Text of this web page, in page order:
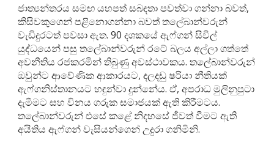
ජාත්‍යන්තරය සමඟ යහපත් සබඳතා පවත්වා ගන්නා බවත්,
කිසිවකුගෙන් පළිනොගන්නා බවත් තලේබාන්වරුන්
වැඩිදුරටත් පවසා ඇත. 90 දශකයේ ඇෆ්ගන් සිවිල්
යුද්ධයෙන් පසු තලේබාන්වරුන් රටේ බලය අල්ලා ගත්තේ
අවනීතිය රජකරමින් තිබුණු අවස්ථාවකය. තලේබාන්වරුන්
ඔවුන්ට ආවේණික ආකාරයට, දලදඩු ෂරියා නීතියක්
ඇෆ්ගනිස්තානයට හඳුන්වා දුන්නේය. ඒ, අපරාධ මුලිනුපුටා
දැමීමට සහ විනය ගරුක සමාජයක් ඇති කිරීමටය.
තලේබාන්වරුන් එසේ කළේ නිදහසේ ජීවත් වීමට ඇති
අයිතිය ඇෆ්ගන් වැසියන්ගෙන් උදුරා ගනිමිනි.